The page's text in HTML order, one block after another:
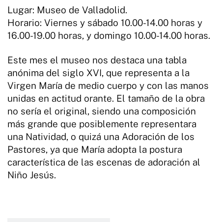
Lugar: Museo de Valladolid.
Horario: Viernes y sábado 10.00-14.00 horas y
16.00-19.00 horas, y domingo 10.00-14.00 horas.
Este mes el museo nos destaca una tabla
anónima del siglo XVI, que representa a la
Virgen María de medio cuerpo y con las manos
unidas en actitud orante. El tamaño de la obra
no sería el original, siendo una composición
más grande que posiblemente representara
una Natividad, o quizá una Adoración de los
Pastores, ya que María adopta la postura
característica de las escenas de adoración al
Niño Jesús.